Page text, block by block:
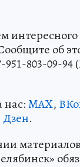
об
803-09-94
нас:MAX,
Дзен.